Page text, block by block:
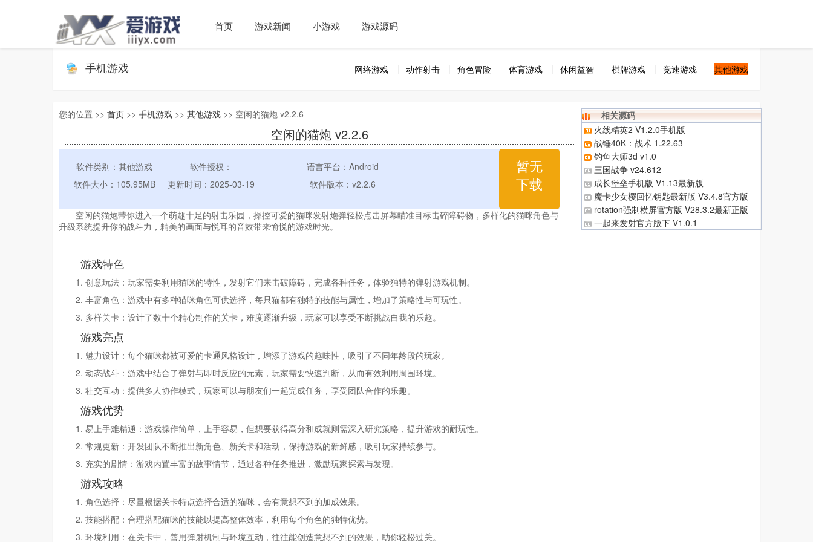
首页 游戏新闻 小游戏 游戏源码
手机游戏 网络游戏 动作射击 角色冒险 体育游戏 休闲益智 棋牌游戏 竞速游戏 其他游戏
您的位置 >> 首页 >> 手机游戏 >> 其他游戏 >> 空闲的猫炮 v2.2.6
空闲的猫炮 v2.2.6
软件类别：其他游戏 软件授权：
语言平台：Android
软件大小：105.95MB
更新时间：2025-03-19 软件版本：v2.2.6
暂无
下载
空闲的猫炮带你进入一个萌趣十足的射击乐园，操控可爱的猫咪发射炮弹轻松点击屏幕瞄准目标击碎障碍物，多样化的猫咪角色与
升级系统提升你的战斗力，精美的画面与悦耳的音效带来愉悦的游戏时光。
游戏特色
1. 创意玩法：玩家需要利用猫咪的特性，发射它们来击破障碍，完成各种任务，体验独特的弹射游戏机制。
2. 丰富角色：游戏中有多种猫咪角色可供选择，每只猫都有独特的技能与属性，增加了策略性与可玩性。
3. 多样关卡：设计了数十个精心制作的关卡，难度逐渐升级，玩家可以享受不断挑战自我的乐趣。
游戏亮点
1. 魅力设计：每个猫咪都被可爱的卡通风格设计，增添了游戏的趣味性，吸引了不同年龄段的玩家。
2. 动态战斗：游戏中结合了弹射与即时反应的元素，玩家需要快速判断，从而有效利用周围环境。
3. 社交互动：提供多人协作模式，玩家可以与朋友们一起完成任务，享受团队合作的乐趣。
游戏优势
1. 易上手难精通：游戏操作简单，上手容易，但想要获得高分和成就则需深入研究策略，提升游戏的耐玩性。
2. 常规更新：开发团队不断推出新角色、新关卡和活动，保持游戏的新鲜感，吸引玩家持续参与。
3. 充实的剧情：游戏内置丰富的故事情节，通过各种任务推进，激励玩家探索与发现。
游戏攻略
1. 角色选择：尽量根据关卡特点选择合适的猫咪，会有意想不到的加成效果。
2. 技能搭配：合理搭配猫咪的技能以提高整体效率，利用每个角色的独特优势。
3. 环境利用：在关卡中，善用弹射机制与环境互动，往往能创造意想不到的效果，助你轻松过关。
相关源码
火线精英2 V1.2.0手机版
战锤40K：战术 1.22.63
钓鱼大师3d v1.0
三国战争 v24.612
成长堡垒手机版 V1.13最新版
魔卡少女樱回忆钥匙最新版 V3.4.8官方版
rotation强制横屏官方版 V28.3.2最新正版
一起来发射官方版下 V1.0.1